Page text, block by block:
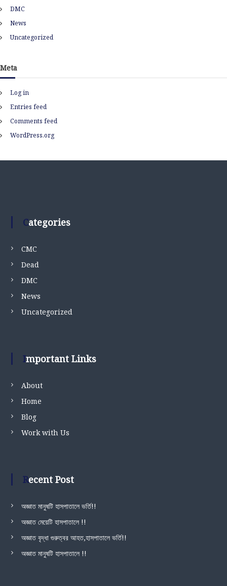
DMC
News
Uncategorized
Meta
Log in
Entries feed
Comments feed
WordPress.org
Categories
CMC
Dead
DMC
News
Uncategorized
Important Links
About
Home
Blog
Work with Us
Recent Post
অজ্ঞাত মানুষটি হাসপাতালে ভর্তি!!
অজ্ঞাত মেয়েটি হাসপাতালে !!
অজ্ঞাত বৃদ্ধা গুরুত্বর আহত,হাসপাতালে ভর্তি!!
অজ্ঞাত মানুষটি হাসপাতালে !!